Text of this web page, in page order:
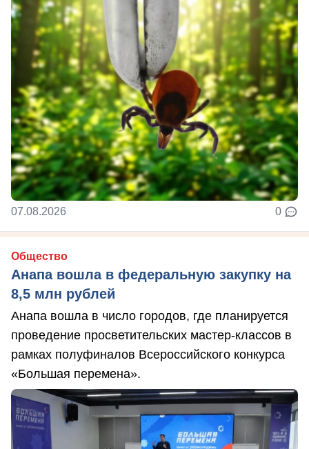
07.08.2026 0
Общество
Анапа вошла в федеральную закупку на
8,5 млн рублей
Анапа вошла в число городов, где планируется
проведение просветительских мастер-классов в
рамках полуфиналов Всероссийского конкурса
«Большая перемена».